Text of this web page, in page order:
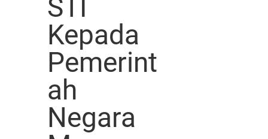
STI
Kepada
Pemerint
ah
Negara